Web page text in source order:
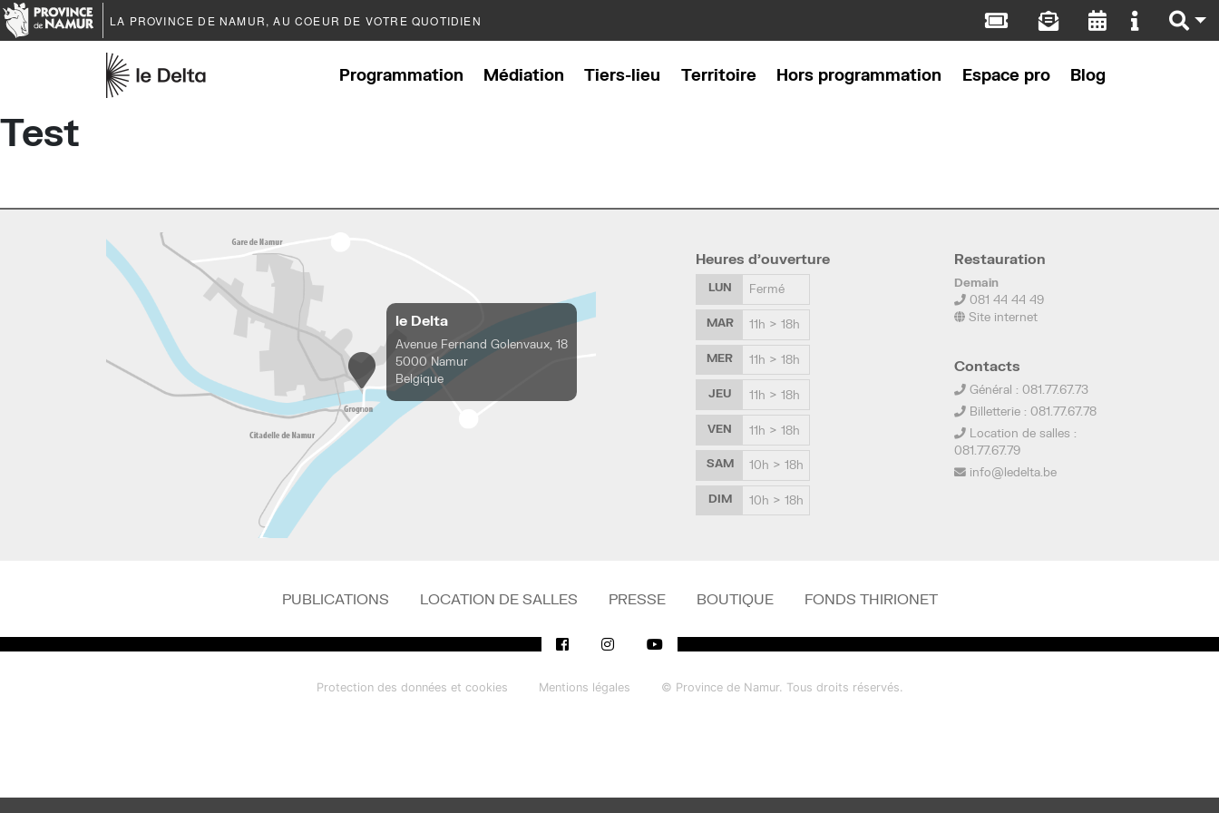
LA PROVINCE DE NAMUR, AU COEUR DE VOTRE QUOTIDIEN
Programmation Médiation Tiers-lieu Territoire Hors programmation Espace pro Blog
Test
le Delta
Avenue Fernand Golenvaux, 18
5000 Namur
Belgique
Heures d’ouverture
LUN Fermé
MAR 11h > 18h
MER 11h > 18h
JEU 11h > 18h
VEN 11h > 18h
SAM 10h > 18h
DIM 10h > 18h
Restauration
Demain
081 44 44 49
Site internet
Contacts
Général : 081.77.67.73
Billetterie : 081.77.67.78
Location de salles :
081.77.67.79
info@ledelta.be
PUBLICATIONS LOCATION DE SALLES PRESSE BOUTIQUE FONDS THIRIONET
Protection des données et cookies Mentions légales © Province de Namur. Tous droits réservés.